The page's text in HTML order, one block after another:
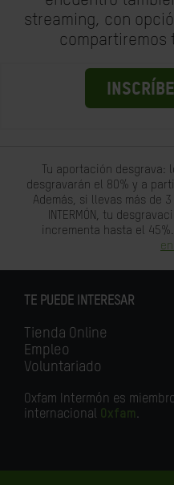
streaming, con
compartiremos
Tu aportación desgrava:
desgravarán el 80% y a
Además, si llevas más de
INTERMÓN, tu
incrementa hasta el 45%.
TE PUEDE INTERESAR
Tienda Online
Empleo
Voluntariado
Oxfam Intermón es
internacional Oxfam.